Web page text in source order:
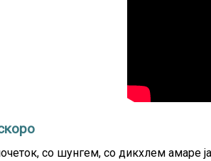
со шунгем, со дикхлем амаре